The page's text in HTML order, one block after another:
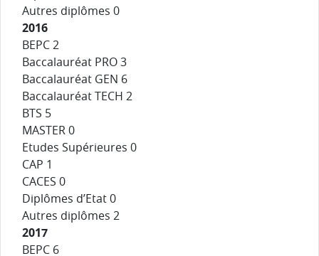
Autres diplômes 0
2016
BEPC 2
Baccalauréat PRO 3
Baccalauréat GEN 6
Baccalauréat TECH 2
BTS 5
MASTER 0
Etudes Supérieures 0
CAP 1
CACES 0
Diplômes d’Etat 0
Autres diplômes 2
2017
BEPC 6